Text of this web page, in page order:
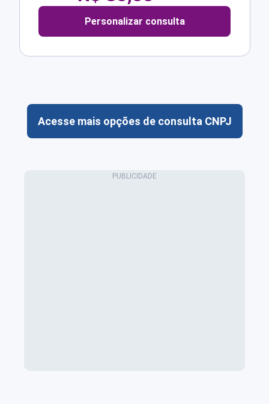
Personalizar consulta
Acesse mais opções de consulta CNPJ